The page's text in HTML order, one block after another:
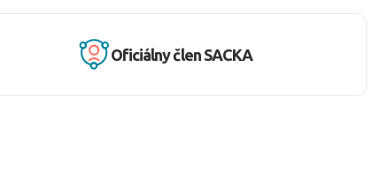
Oficiálny člen SACKA